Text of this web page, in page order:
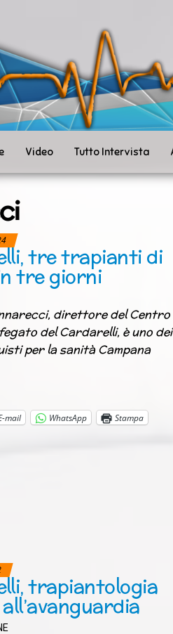
Video Tutto Intervista
tre trapianti di
tre giorni
direttore del Centro
del Cardarelli, è uno dei
per la sanità Campana
mail
WhatsApp Stampa
trapiantologia